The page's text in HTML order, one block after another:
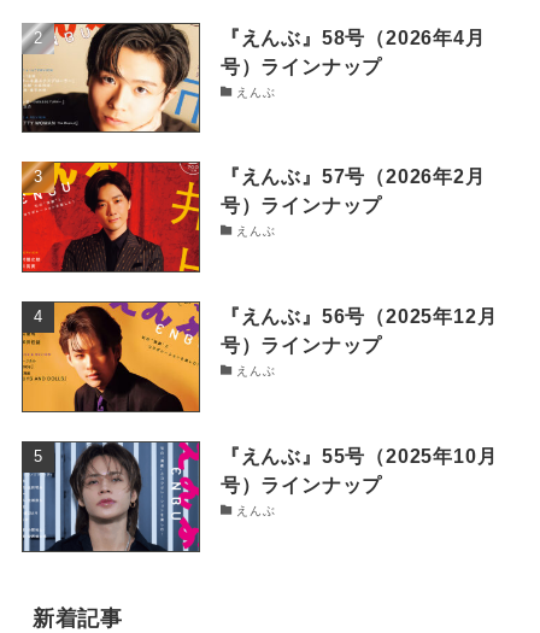
『えんぶ』58号（2026年4月
号）ラインナップ
えんぶ
『えんぶ』57号（2026年2月
号）ラインナップ
えんぶ
『えんぶ』56号（2025年12月
号）ラインナップ
えんぶ
『えんぶ』55号（2025年10月
号）ラインナップ
えんぶ
新着記事